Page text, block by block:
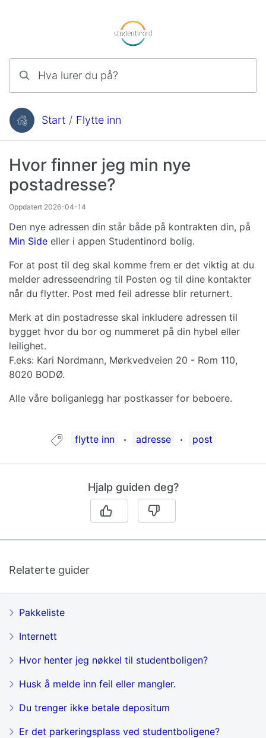
Du er her:Start / Flytte inn
Hvor finner jeg min nye
postadresse?
Oppdatert 2026-04-14
Den nye adressen din står både på kontrakten din, på
Min Side eller i appen Studentinord bolig.
For at post til deg skal komme frem er det viktig at du
melder adresseendring til Posten og til dine kontakter
når du flytter. Post med feil adresse blir returnert.
Merk at din postadresse skal inkludere adressen til
bygget hvor du bor og nummeret på din hybel eller
leilighet.
F.eks: Kari Nordmann, Mørkvedveien 20 - Rom 110,
8020 BODØ.
Alle våre boliganlegg har postkasser for beboere.
Guide tagget med:
flytte inn adresse post
Hjalp guiden deg?
Relaterte guider
Pakkeliste
Internett
Hvor henter jeg nøkkel til studentboligen?
Husk å melde inn feil eller mangler.
Du trenger ikke betale depositum
Er det parkeringsplass ved studentboligene?